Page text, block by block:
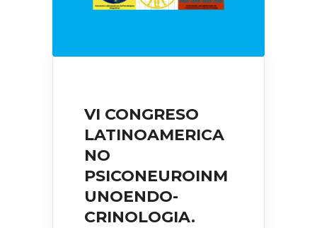
VI CONGRESO
LATINOAMERICA
NO
PSICONEUROINM
UNOENDO-
CRINOLOGIA.